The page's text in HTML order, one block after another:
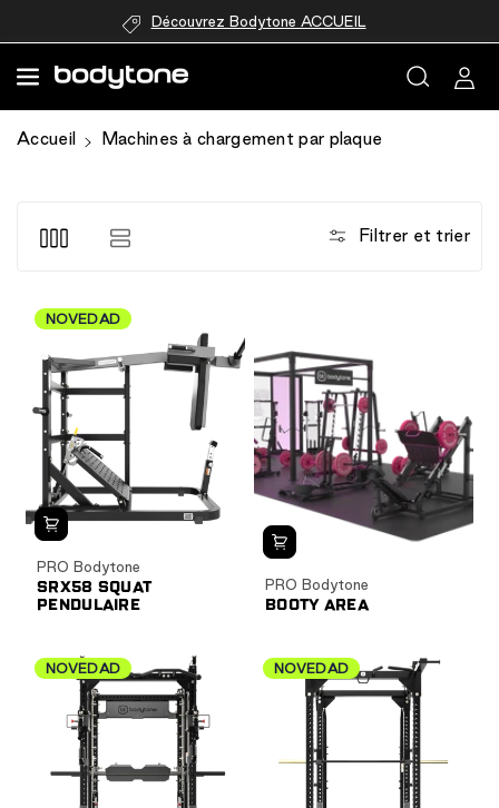
contenu
Découvrez Bodytone ACCUEIL
Accueil Machines à chargement par plaque
Filtrer et trier
NOVEDAD
PRO Bodytone
SRX58 SQUAT
PENDULAIRE
PRO Bodytone
BOOTY AREA
NOVEDAD NOVEDAD